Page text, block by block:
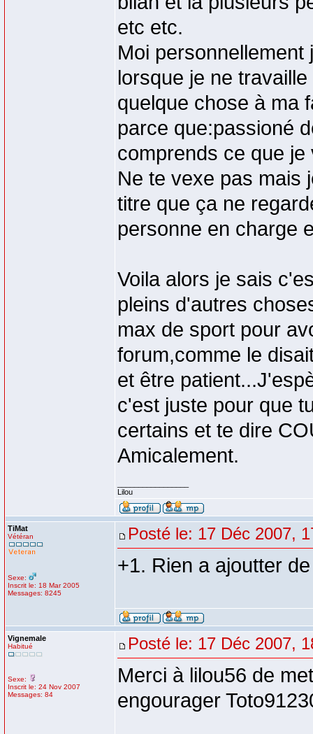
etc etc.
Moi
lorsque je ne
quelque chose à ma
parce que:passioné
comprends ce que je
Ne te vexe pas mais
titre que ça ne
personne en charge
Voila alors je sais
pleins d'autres
max de sport pour
forum,comme le
et être
c'est juste pour que
certains et te dire
Amicalement.
Lilou
TiMat
Vétéran
Sexe:
Inscrit le: 18 Mar 2005
Messages: 8245
Posté le: 17 Déc 2007,
+1. Rien a ajoutter
Vignemale
Habitué
Sexe:
Inscrit le: 24 Nov 2007
Messages: 84
Posté le: 17 Déc 2007,
Merci à lilou56 de
engourager